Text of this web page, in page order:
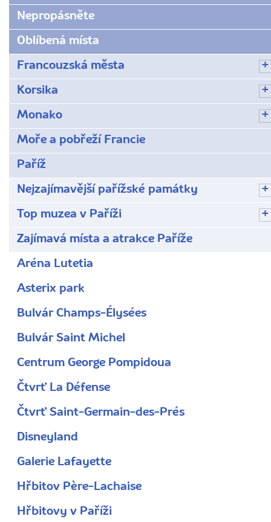
Nepropásněte
Oblíbená místa
Francouzská města
Korsika
Monako
Moře a pobřeží Francie
Paříž
Nejzajímavější pařížské památky
Top muzea v Paříži
Zajímavá místa a atrakce Paříže
Aréna Lutetia
Asterix park
Bulvár Champs-Élysées
Bulvár Saint Michel
Centrum George Pompidoua
Čtvrť La Défense
Čtvrť Saint-Germain-des-Prés
Disneyland
Galerie Lafayette
Hřbitov Père-Lachaise
Hřbitovy v Paříži